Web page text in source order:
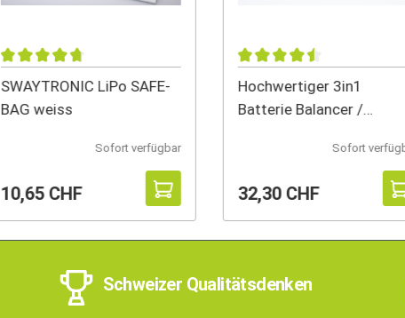
SWAYTRONIC LiPo SAFE-
BAG weiss
Sofort verfügbar
10,65 CHF
Hochwertiger 3in1
Batterie Balancer /
Sofort
32,30 CHF
Schweizer Qualitätsdenken